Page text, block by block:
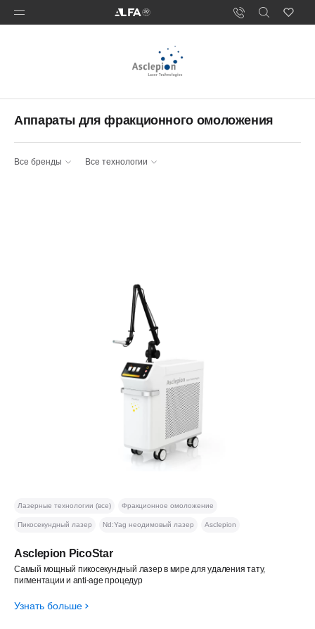
Аппараты для фракционного омоложения
Все бренды Все технологии
Asclepion PicoStar
Самый мощный пикосекундный лазер в мире для удаления тату,
пигментации и anti-age процедур
Лазерные технологии (все) Фракционное омоложение
Пикосекундный лазер Nd:Yag неодимовый лазер Asclepion
Узнать больше